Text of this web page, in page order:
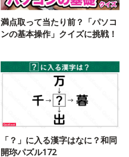
満点取って当たり前？「パソコ
ンの基本操作」クイズに挑戦！
「？」に入る漢字はなに？和同
開珎パズル172